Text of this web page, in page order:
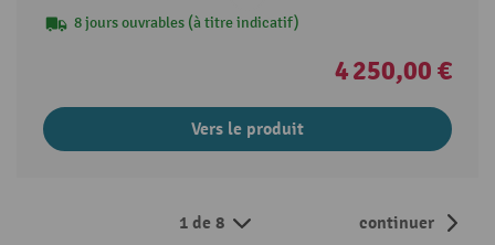
8 jours ouvrables (à titre indicatif)
4 250,00 €
Vers le produit
1 de 8 continuer